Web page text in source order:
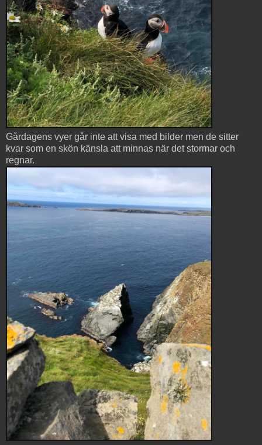
Gårdagens vyer går inte att visa med bilder men de sitter
kvar som en skön känsla att minnas när det stormar och
regnar.